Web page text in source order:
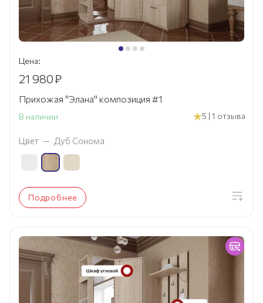
Цена:
21 980₽
Прихожая "Элана" композиция #1
В наличии 5 | 1 отзыва
Цвет — Дуб Сонома
Подробнее